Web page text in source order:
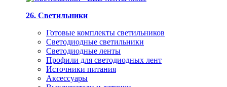
26. Светильники
Готовые комплекты светильников
Светодиодные светильники
Светодиодные ленты
Профили для светодиодных лент
Источники питания
Аксессуары